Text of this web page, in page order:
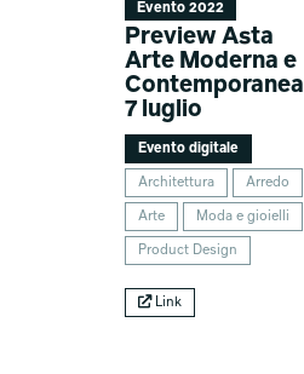
Evento 2022
Preview Asta
Arte Moderna e
Contemporanea
7 luglio
Evento digitale
Architettura Arredo
Arte Moda e gioielli
Product Design
Link